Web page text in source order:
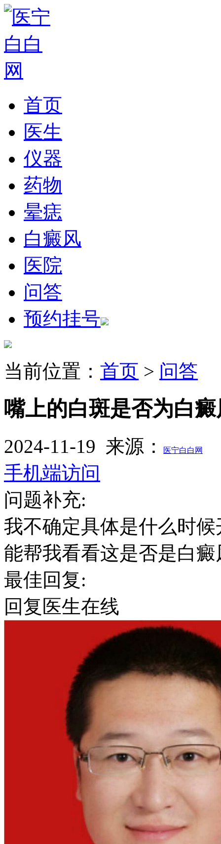
首页
医生
仪器
药物
晕痣
白癜风
医院
问答
预约挂号
当前位置： 首页 > 问答
嘴上的白斑是否为白
2024-11-19 来源： 医宁白白网
手机端访问
问题补充:
我不确定具体是什么时
能帮我看看这是否是白
最佳回复:
回复医生在线